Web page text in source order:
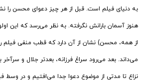
به دنیای فیلم است. قبل از هر چیز دعوای محسن را
هنوز آسمان بارانش نگرفته. به نظر می‌رسد که این
از همه، محسن) نشان از آن دارد که قطب منفی فیلم
می‌داند. بعد می‌رود سراغ فرزانه، بعدتر جلال و سرآخر
نزاع تا مدتی از موضوع دعوا جدا می‌افتیم و در وسط